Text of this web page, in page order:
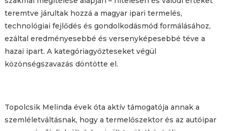
teremtve járultak hozzá a magyar ipari termelés,
technológiai fejlődés és gondolkodásmód formálásához,
ezáltal eredményesebbé és versenyképesebbé téve a
hazai ipart. A kategóriagyőzteseket végül
közönségszavazás döntötte el.
Topolcsik Melinda évek óta aktív támogatója annak a
szemléletváltásnak, hogy a termelőszektor és az autóipar